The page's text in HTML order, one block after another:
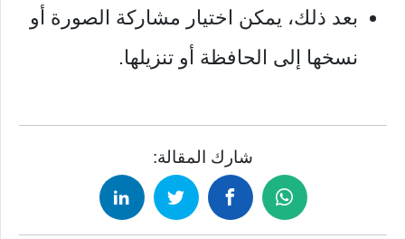
بعد ذلك، يمكن اختيار مشاركة الصورة أو
نسخها إلى الحافظة أو تنزيلها.
شارك المقالة: